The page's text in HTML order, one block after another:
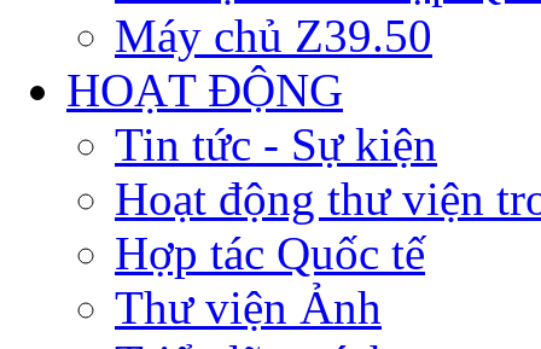
Máy chủ Z39.50
HOẠT ĐỘNG
Tin tức - Sự kiện
Hoạt động thư viện
Hợp tác Quốc tế
Thư viện Ảnh